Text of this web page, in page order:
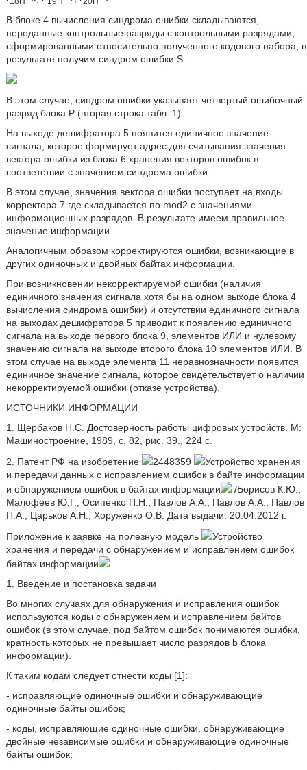
В блоке 4 вычисления синдрома ошибки складываются,
переданные контрольные разряды с контрольными разрядами,
сформированными относительно полученного кодового набора, в
результате получим синдром ошибки S:
В этом случае, синдром ошибки указывает четвертый ошибочный
разряд блока P (вторая строка табл. 1).
На выходе дешифратора 5 появится единичное значение
сигнала, которое формирует адрес для считывания значения
вектора ошибки из блока 6 хранения векторов ошибок в
соответствии с значением синдрома ошибки.
В этом случае, значения вектора ошибки поступает на входы
корректора 7 где складывается по mod2 с значениями
информационных разрядов. В результате имеем правильное
значение информации.
Аналогичным образом корректируются ошибки, возникающие в
других одиночных и двойных байтах информации.
При возникновении некорректируемой ошибки (наличия
единичного значения сигнала хотя бы на одном выходе блока 4
вычисления синдрома ошибки) и отсутствии единичного сигнала
на выходах дешифратора 5 приводит к появлению единичного
сигнала на выходе первого блока 9, элементов ИЛИ и нулевому
значению сигнала на выходе второго блока 10 элементов ИЛИ. В
этом случае на выходе элемента 11 неравнозначности появится
единичное значение сигнала, которое свидетельствует о наличии
некорректируемой ошибки (отказе устройства).
ИСТОЧНИКИ ИНФОРМАЦИИ
1. Щербаков Н.С. Достоверность работы цифровых устройств. М:
Машиностроение, 1989, с. 82, рис. 39., 224 с.
2. Патент РФ на изобретение
2448359
Устройство хранения
и передачи данных с исправлением ошибок в байте информации
и обнаружением ошибок в байтах информации
/Борисов К.Ю.,
Малофеев Ю.Г., Осипенко П.Н., Павлов А.А., Павлов А.А., Павлов
П.А., Царьков А.Н., Хоруженко О.В. Дата выдачи: 20.04.2012 г.
Приложение к заявке на полезную модель
Устройство
хранения и передачи с обнаружением и исправлением ошибок
байтах информации
1. Введение и постановка задачи
Во многих случаях для обнаружения и исправления ошибок
используются коды с обнаружением и исправлением байтов
ошибок (в этом случае, под байтом ошибок понимаются ошибки,
кратность которых не превышает число разрядов b блока
информации).
К таким кодам следует отнести коды [1]:
- исправляющие одиночные ошибки и обнаруживающие
одиночные байты ошибок;
- коды, исправляющие одиночные ошибки, обнаруживающие
двойные независимые ошибки и обнаруживающие одиночные
байты ошибок;